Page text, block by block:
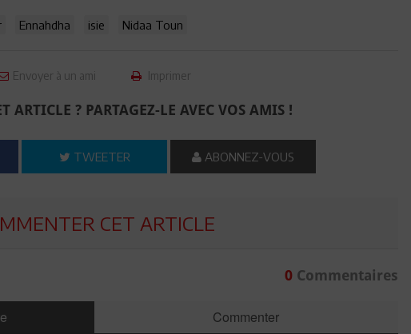
Ennahdha isie Nidaa Toun
Envoyer à un ami Imprimer
ARTICLE ? PARTAGEZ-LE AVEC VOS AMIS !
TWEETER ABONNEZ-VOUS
CET ARTICLE
0Commentaires
Commenter